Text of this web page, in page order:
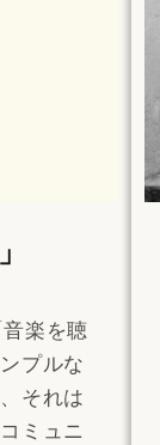
音楽を聴
プルな
それは
ミュニ